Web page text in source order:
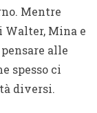
Mentre
Walter, Mina e
alle
spesso ci
diversi.